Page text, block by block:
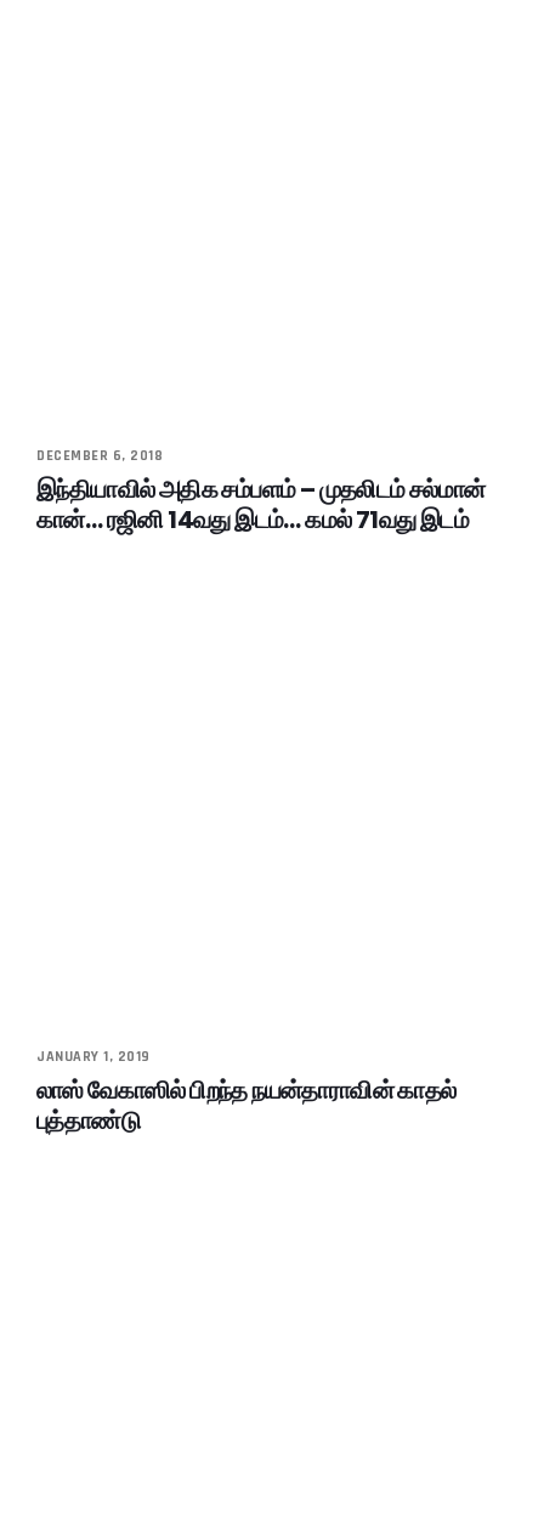
DECEMBER 6, 2018
இந்தியாவில் அதிக சம்பளம் – முதலிடம் சல்மான்
கான்… ரஜினி 14வது இடம்… கமல் 71வது இடம்
JANUARY 1, 2019
லாஸ் வேகாஸில் பிறந்த நயன்தாராவின் காதல்
புத்தாண்டு